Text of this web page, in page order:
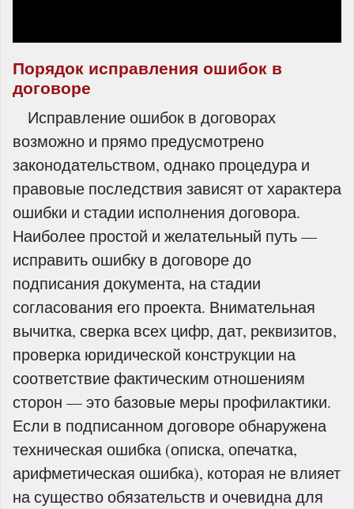
Порядок исправления ошибок в
договоре
Исправление ошибок в договорах
возможно и прямо предусмотрено
законодательством, однако процедура и
правовые последствия зависят от характера
ошибки и стадии исполнения договора.
Наиболее простой и желательный путь —
исправить ошибку в договоре до
подписания документа, на стадии
согласования его проекта. Внимательная
вычитка, сверка всех цифр, дат, реквизитов,
проверка юридической конструкции на
соответствие фактическим отношениям
сторон — это базовые меры профилактики.
Если в подписанном договоре обнаружена
техническая ошибка (описка, опечатка,
арифметическая ошибка), которая не влияет
на существо обязательств и очевидна для